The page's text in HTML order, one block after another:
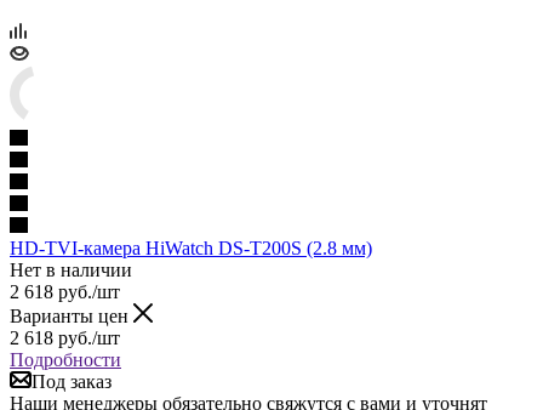
HD-TVI-камера HiWatch DS-T200S (2.8 мм)
Нет в наличии
2 618 руб./шт
Варианты цен
2 618 руб./шт
Подробности
Под заказ
Наши менеджеры обязательно свяжутся с вами и уточнят